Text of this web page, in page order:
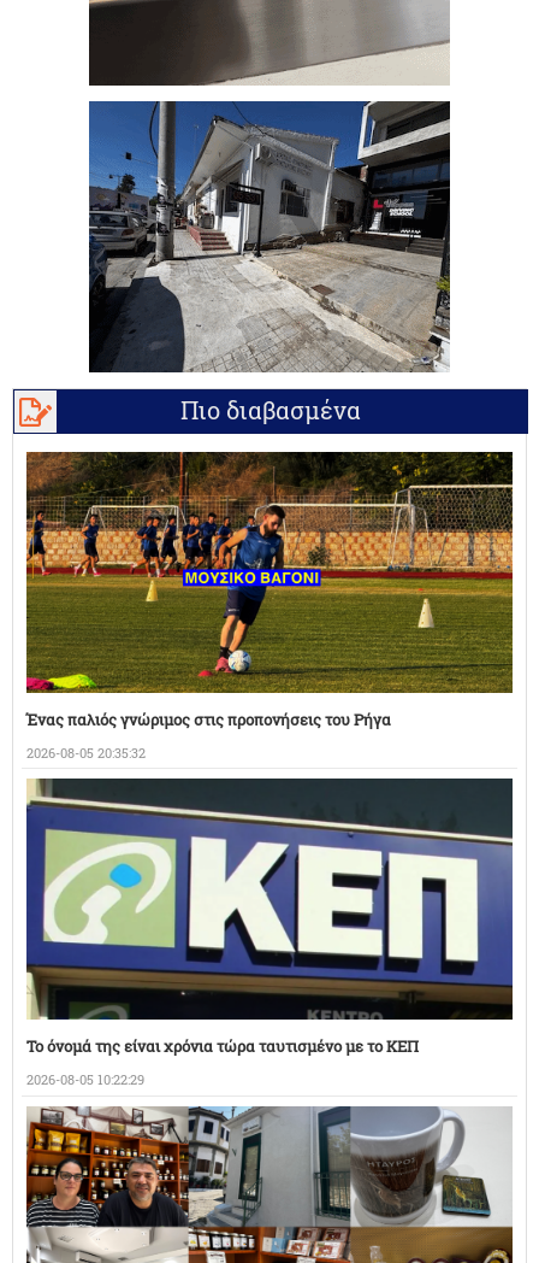
Πιο διαβασμένα
Ένας παλιός γνώριμος στις προπονήσεις του Ρήγα
2026-08-05 20:35:32
Το όνομά της είναι χρόνια τώρα ταυτισμένο με το ΚΕΠ
2026-08-05 10:22:29